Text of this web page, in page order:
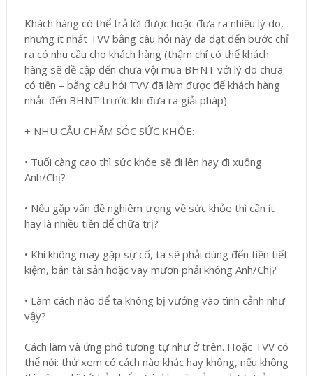
Khách hàng có thể trả lời được hoặc đưa ra nhiều lý do,
nhưng ít nhất TVV bằng câu hỏi này đã đạt đến bước chỉ
ra có nhu cầu cho khách hàng (thậm chí có thể khách
hàng sẽ đề cập đến chưa vội mua BHNT với lý do chưa
có tiền – bằng câu hỏi TVV đã làm được để khách hàng
nhắc đến BHNT trước khi đưa ra giải pháp).
+ NHU CẦU CHĂM SÓC SỨC KHỎE:
• Tuổi càng cao thì sức khỏe sẽ đi lên hay đi xuống
Anh/Chị?
• Nếu gặp vấn đề nghiêm trọng về sức khỏe thì cần ít
hay là nhiều tiền để chữa trị?
• Khi không may gặp sự cố, ta sẽ phải dùng đến tiền tiết
kiệm, bán tài sản hoặc vay mượn phải không Anh/Chị?
• Làm cách nào để ta không bị vướng vào tình cảnh như
vậy?
Cách làm và ứng phó tương tự như ở trên. Hoặc TVV có
thể nói: thử xem có cách nào khác hay không, nếu không